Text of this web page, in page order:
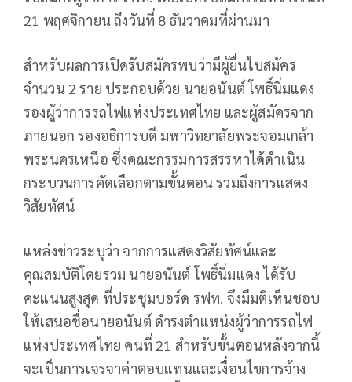
21 พฤศจิกายน ถึงวันที่ 8 ธันวาคมที่ผ่านมา
สำหรับผลการเปิดรับสมัครพบว่ามีผู้ยื่นใบสมัคร
จำนวน 2 ราย ประกอบด้วย นายอนันต์ โพธิ์นิ่มแดง
รองผู้ว่าการรถไฟแห่งประเทศไทย และผู้สมัครจาก
ภายนอก รองอธิการบดี มหาวิทยาลัยพระจอมเกล้า
พระนครเหนือ ซึ่งคณะกรรมการสรรหาได้ดำเนิน
กระบวนการคัดเลือกตามขั้นตอน รวมถึงการแสดง
วิสัยทัศน์
แหล่งข่าวระบุว่า จากการแสดงวิสัยทัศน์และ
คุณสมบัติโดยรวม นายอนันต์ โพธิ์นิ่มแดง ได้รับ
คะแนนสูงสุด ที่ประชุมบอร์ด รฟท. จึงมีมติเห็นชอบ
ให้เสนอชื่อนายอนันต์ ดำรงตำแหน่งผู้ว่าการรถไฟ
แห่งประเทศไทย คนที่ 21 สำหรับขั้นตอนหลังจากนี้
จะเป็นการเจรจาค่าตอบแทนและเงื่อนไขการจ้าง